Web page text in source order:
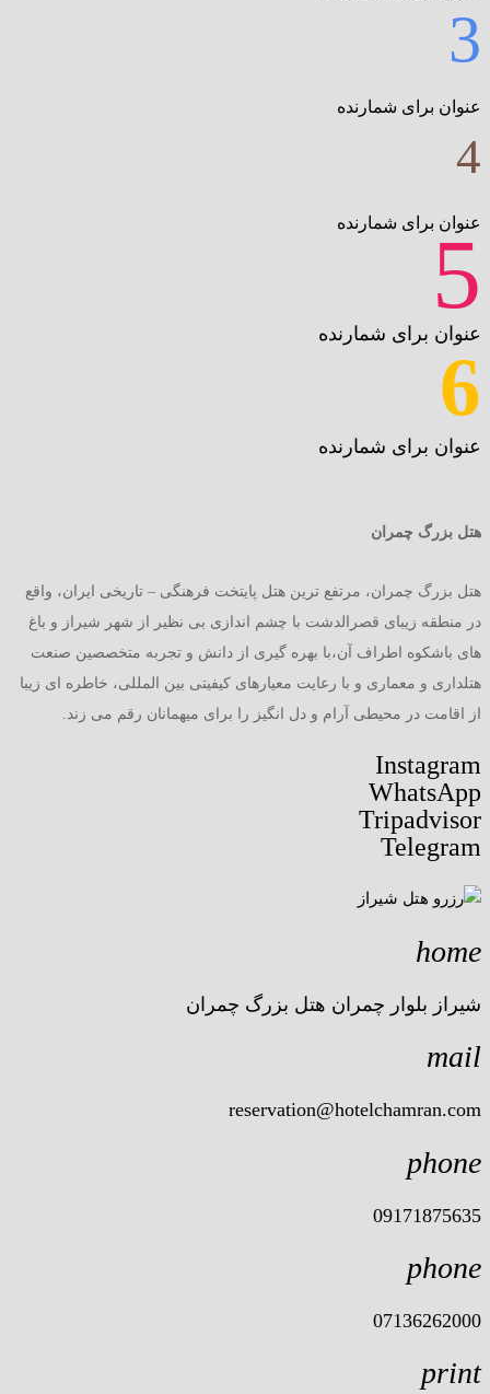
3
عنوان برای شمارنده
4
عنوان برای شمارنده
5
عنوان برای شمارنده
6
عنوان برای شمارنده
هتل بزرگ چمران
هتل بزرگ چمران، مرتفع ترین هتل پایتخت فرهنگی – تاریخی ایران، واقع
در منطقه زیبای قصرالدشت با چشم اندازی بی نظیر از شهر شیراز و باغ
های باشکوه اطراف آن،با بهره گیری از دانش و تجربه متخصصین صنعت
هتلداری و معماری و با رعایت معیارهای کیفیتی بین المللی، خاطره ای زیبا
از اقامت در محیطی آرام و دل انگیز را برای میهمانان رقم می زند.
Instagram
WhatsApp
Tripadvisor
Telegram
home
شیراز بلوار چمران هتل بزرگ چمران
mail
reservation@hotelchamran.com
phone
09171875635
phone
07136262000
print